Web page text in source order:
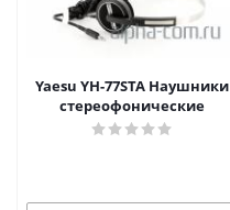
Yaesu YH-77STA Наушники
стереофонические